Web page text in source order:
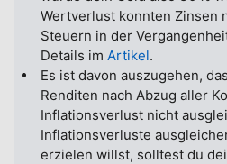
Wertverlust konnten Zinsen
Steuern in der
Details im Artikel.
Es ist davon auszugehen,
Renditen nach Abzug aller
Inflationsverlust nicht
Inflationsverluste
erzielen willst, solltest du